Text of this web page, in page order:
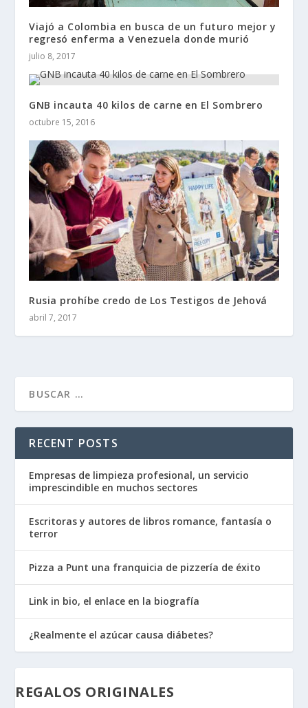
Viajó a Colombia en busca de un futuro mejor y
regresó enferma a Venezuela donde murió
julio 8, 2017
GNB incauta 40 kilos de carne en El Sombrero
octubre 15, 2016
Rusia prohíbe credo de Los Testigos de Jehová
abril 7, 2017
RECENT POSTS
Empresas de limpieza profesional, un servicio
imprescindible en muchos sectores
Escritoras y autores de libros romance, fantasía o
terror
Pizza a Punt una franquicia de pizzería de éxito
Link in bio, el enlace en la biografía
¿Realmente el azúcar causa diábetes?
REGALOS ORIGINALES